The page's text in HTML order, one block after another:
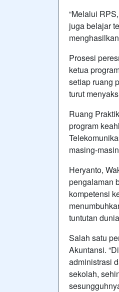
“Melalui
juga belajar
Prosesi
ketua
setiap ruang
turut
Ruang
program
masing-
Heryanto,
pengalaman
kompetensi
tuntutan
Salah satu
Akuntansi.
administrasi
sekolah,